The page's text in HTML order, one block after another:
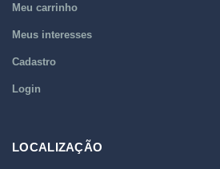
Meu carrinho
Meus interesses
Cadastro
Login
LOCALIZAÇÃO